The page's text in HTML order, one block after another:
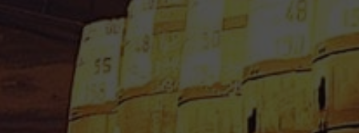
SIROP DE BATTERIE
ARTISANAL 50 CL
13.22€
Ref : MGHOTEBATT50 - 27 € / Litre